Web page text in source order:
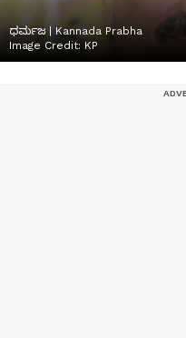
ಧರ್ಮಜ | Kannada Prabha
Image Credit: KP